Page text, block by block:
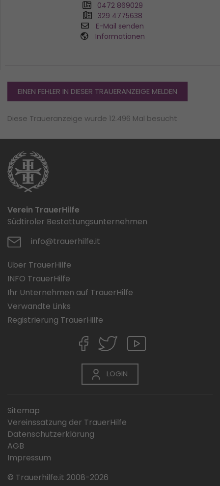
0472 869029
329 4775638
E-Mail senden
Informationen
EINEN FEHLER IN DIESER TRAUERANZEIGE MELDEN
Diese Traueranzeige wurde 12.496 Mal besucht
Verein TrauerHilfe
Südtiroler Bestattungsunternehmen
info@trauerhilfe.it
Über TrauerHilfe
INFO TrauerHilfe
Ihr Unternehmen auf TrauerHilfe
Verwandte Links
Registrierung TrauerHilfe
LOGIN
Sitemap
Vereinssatzung der TrauerHilfe
Datenschutzerklärung
AGB
Impressum
© Trauerhilfe.it 2008-2026